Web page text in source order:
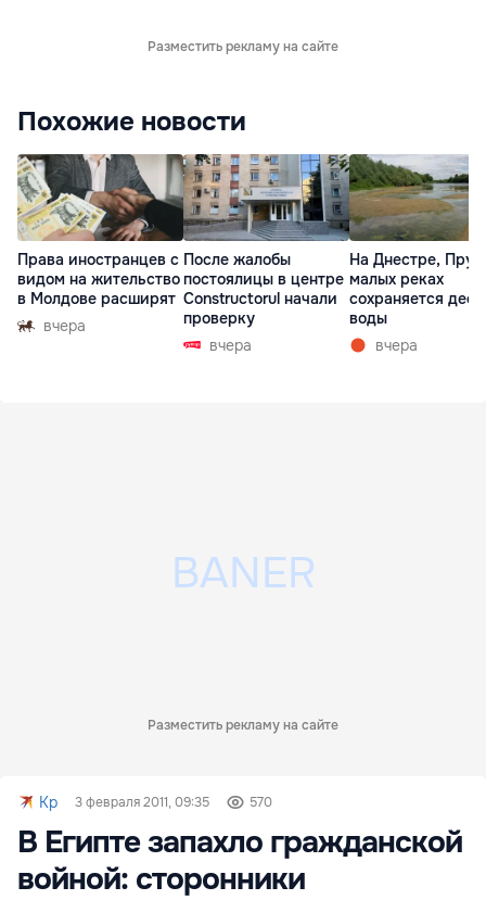
Разместить рекламу на сайте
Похожие новости
Права иностранцев с
видом на жительство
в Молдове расширят
вчера
После жалобы
постоялицы в центре
Constructorul начали
проверку
вчера
На Днестре,
малых реках
сохраняется
воды
вчера
Разместить рекламу на сайте
Kp 3 февраля 2011, 09:35 570
В Египте запахло гражданской
войной: сторонники